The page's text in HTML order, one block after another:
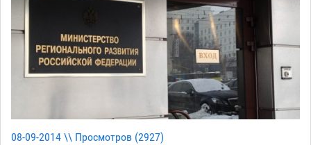
08-09-2014 \\ Просмотров (2927)